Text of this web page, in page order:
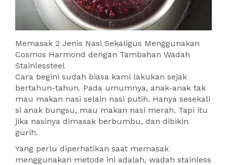
Memasak 2 Jenis Nasi Sekaligus Menggunakan
Cosmos Harmond dengan Tambahan Wadah
Stainlessteel
Cara begini sudah biasa kami lakukan sejak
bertahun-tahun. Pada umumnya, anak-anak tak
mau makan nasi selain nasi putih. Hanya sesekali
si anak bungsu, mau makan nasi merah. Tapi itu
jika nasinya dimasak berbumbu, dan dibikin
gurih.
Yang perlu diperhatikan saat memasak
menggunakan metode ini adalah, wadah stainless